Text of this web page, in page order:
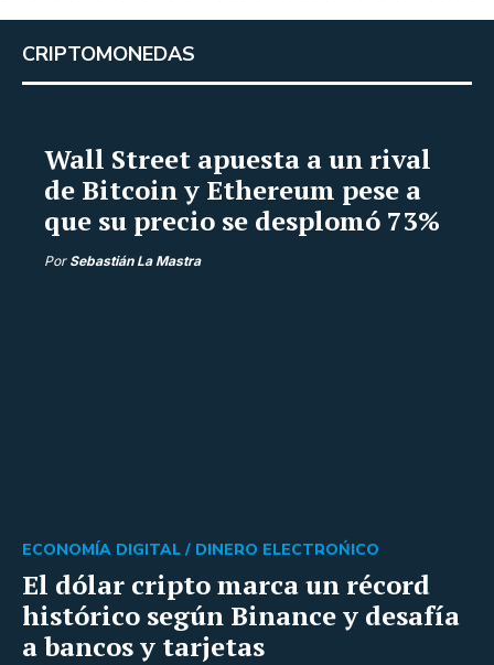
CRIPTOMONEDAS
Wall Street apuesta a un rival
de Bitcoin y Ethereum pese a
que su precio se desplomó 73%
Por Sebastián La Mastra
El dólar cripto marca un récord
histórico según Binance y desafía
a bancos y tarjetas
ECONOMÍA DIGITAL / DINERO ELECTROŃICO